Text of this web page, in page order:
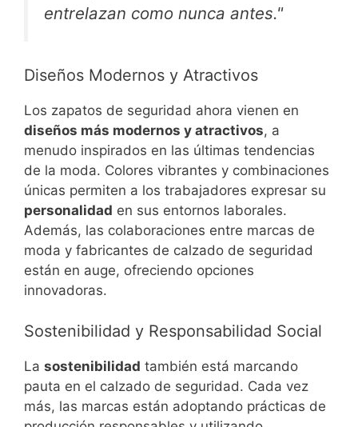
entrelazan como nunca antes."
Diseños Modernos y Atractivos
Los zapatos de seguridad ahora vienen en
diseños más modernos y atractivos, a
menudo inspirados en las últimas tendencias
de la moda. Colores vibrantes y combinaciones
únicas permiten a los trabajadores expresar su
personalidad en sus entornos laborales.
Además, las colaboraciones entre marcas de
moda y fabricantes de calzado de seguridad
están en auge, ofreciendo opciones
innovadoras.
Sostenibilidad y Responsabilidad Social
La sostenibilidad también está marcando
pauta en el calzado de seguridad. Cada vez
más, las marcas están adoptando prácticas de